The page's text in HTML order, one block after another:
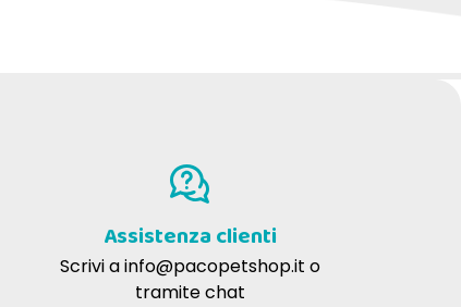
Veramente ottimo .
Assistenza clienti
Scrivi ainfo@pacopetshop.it o
tramite chat